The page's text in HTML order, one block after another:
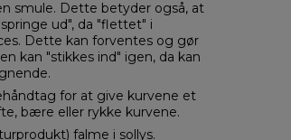
smule. Dette betyder også, at
ud", da "flettet" i
Dette kan forventes og gør
kan "stikkes ind" igen, da kan
for at give kurvene et
bære eller rykke kurvene.
falme i sollys.